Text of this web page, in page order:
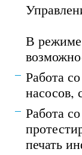
В
Работа
Работа
печать